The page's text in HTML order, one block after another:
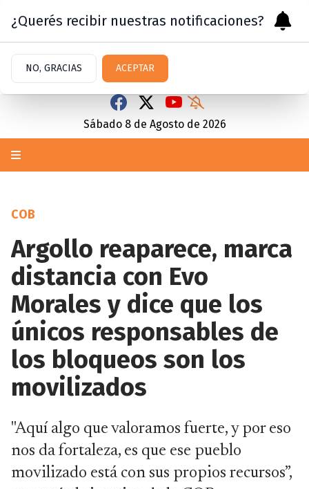
Sábado 8 de Agosto de 2026
COB
Argollo reaparece, marca
distancia con Evo
Morales y dice que los
únicos responsables de
los bloqueos son los
movilizados
"Aquí algo que valoramos fuerte, y por eso
nos da fortaleza, es que ese pueblo
movilizado está con sus propios recursos”,
¿Querés recibir nuestras notificaciones?
NO, GRACIAS ACEPTAR